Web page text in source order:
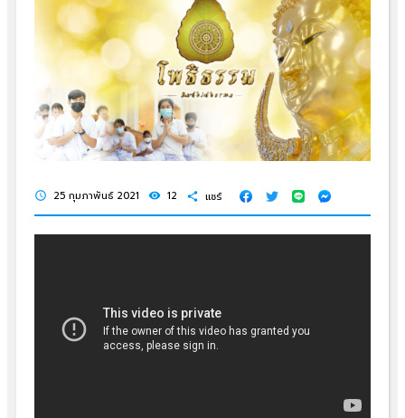
schedule 25 กุมภาพันธ์ 2021 visibility 12 share แชร์